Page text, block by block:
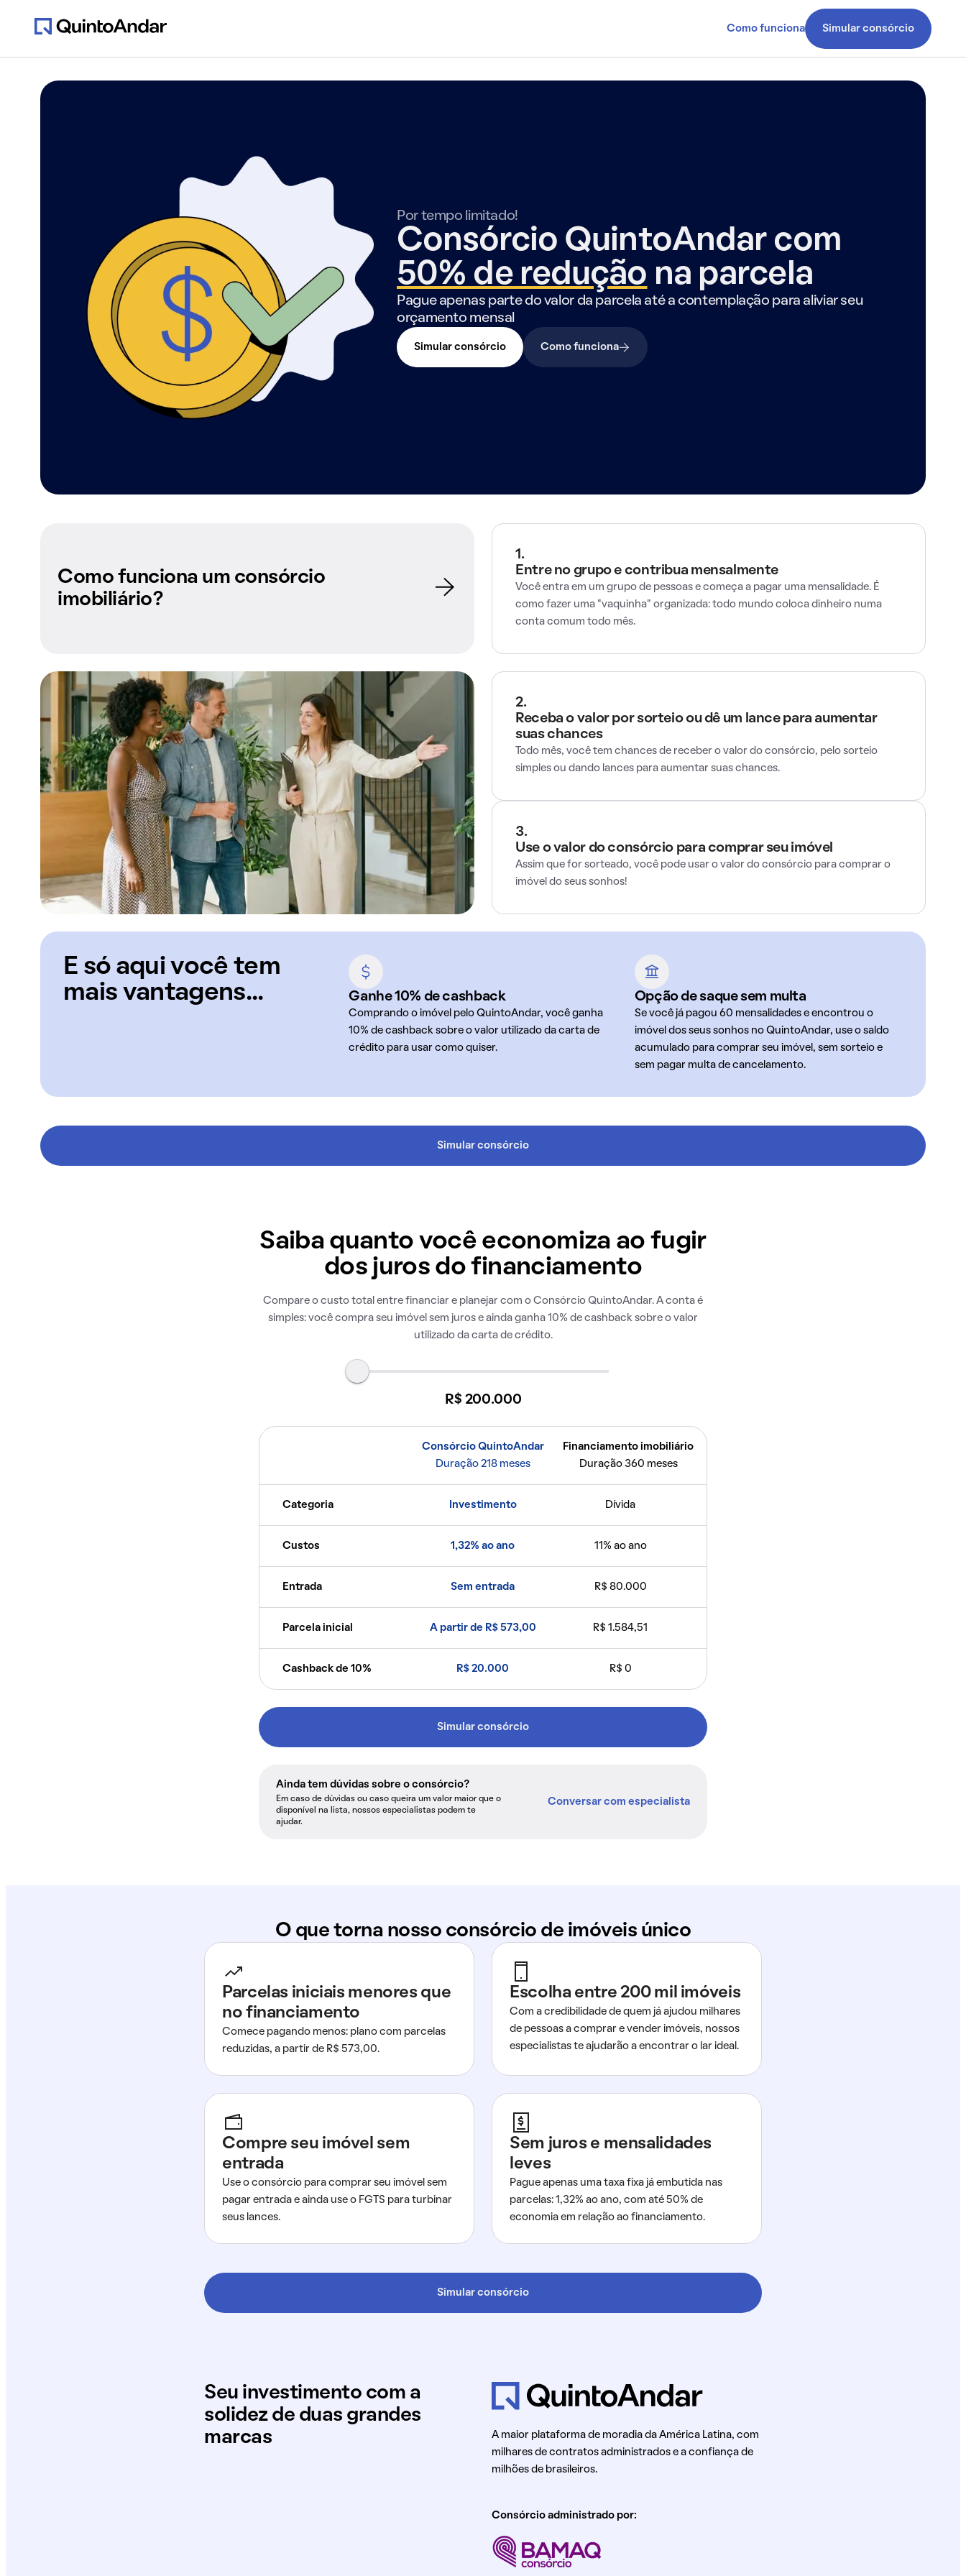
Como funciona Simular consórcio
Por tempo limitado!
Consórcio QuintoAndar com
50% de redução na parcela
Pague apenas parte do valor da parcela até a contemplação para aliviar seu
orçamento mensal
Simular consórcio Como funciona
Como funciona um consórcio
imobiliário?
1.
Entre no grupo e contribua mensalmente
Você entra em um grupo de pessoas e começa a pagar uma mensalidade. É
como fazer uma "vaquinha" organizada: todo mundo coloca dinheiro numa
conta comum todo mês.
2.
Receba o valor por sorteio ou dê um lance para aumentar
suas chances
Todo mês, você tem chances de receber o valor do consórcio, pelo sorteio
simples ou dando lances para aumentar suas chances.
3.
Use o valor do consórcio para comprar seu imóvel
Assim que for sorteado, você pode usar o valor do consórcio para comprar o
imóvel do seus sonhos!
E só aqui você tem
mais vantagens...
Ganhe 10% de cashback
Comprando o imóvel pelo QuintoAndar, você ganha
10% de cashback sobre o valor utilizado da carta de
crédito para usar como quiser.
Opção de saque sem multa
Se você já pagou 60 mensalidades e encontrou o
imóvel dos seus sonhos no QuintoAndar, use o saldo
acumulado para comprar seu imóvel, sem sorteio e
sem pagar multa de cancelamento.
Simular consórcio
Saiba quanto você economiza ao fugir
dos juros do financiamento
Compare o custo total entre financiar e planejar com o Consórcio QuintoAndar. A conta é
simples: você compra seu imóvel sem juros e ainda ganha 10% de cashback sobre o valor
utilizado da carta de crédito.
R$ 200.000
Consórcio QuintoAndar
Duração 218 meses
Financiamento imobiliário
Duração 360 meses
Categoria Investimento Dívida
Custos 1,32% ao ano 11% ao ano
Entrada Sem entrada R$ 80.000
Parcela inicial A partir de R$ 573,00 R$ 1.584,51
Cashback de 10% R$ 20.000 R$ 0
Simular consórcio
Ainda tem dúvidas sobre o consórcio?
Em caso de dúvidas ou caso queira um valor maior que o
disponível na lista, nossos especialistas podem te
ajudar.
Conversar com especialista
O que torna nosso consórcio de imóveis único
Parcelas iniciais menores que
no financiamento
Comece pagando menos: plano com parcelas
reduzidas, a partir de R$ 573,00.
Escolha entre 200 mil imóveis
Com a credibilidade de quem já ajudou milhares
de pessoas a comprar e vender imóveis, nossos
especialistas te ajudarão a encontrar o lar ideal.
Compre seu imóvel sem
entrada
Use o consórcio para comprar seu imóvel sem
pagar entrada e ainda use o FGTS para turbinar
seus lances.
Sem juros e mensalidades
leves
Pague apenas uma taxa fixa já embutida nas
parcelas: 1,32% ao ano, com até 50% de
economia em relação ao financiamento.
Simular consórcio
Seu investimento com a
solidez de duas grandes
marcas
A maior plataforma de moradia da América Latina, com
milhares de contratos administrados e a confiança de
milhões de brasileiros.
Consórcio administrado por: